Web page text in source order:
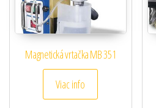
Magnetická vrtačka MB 351
Viac info